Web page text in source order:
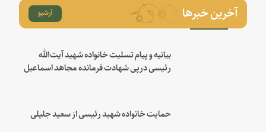
آخرین خبرها آرشیو
بیانیه و پیام تسلیت خانواده شهید آیت‌الله
رئیسی درپی شهادت فرمانده مجاهد اسماعیل
حمایت خانواده شهید رئیسی از سعید جلیلی